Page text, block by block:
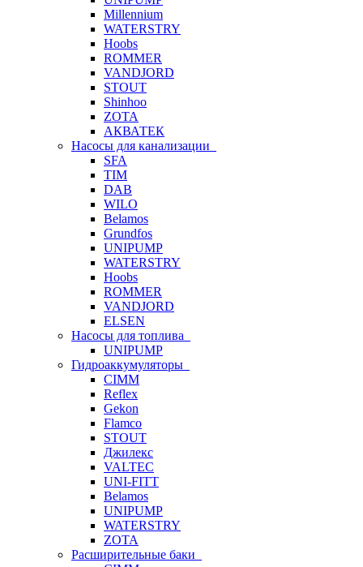
Millennium
WATERSTRY
Hoobs
ROMMER
VANDJORD
STOUT
Shinhoo
ZOTA
АКВАТЕК
Насосы для канализации
SFA
TIM
DAB
WILO
Belamos
Grundfos
UNIPUMP
WATERSTRY
Hoobs
ROMMER
VANDJORD
ELSEN
Насосы для топлива
UNIPUMP
Гидроаккумуляторы
CIMM
Reflex
Gekon
Flamco
STOUT
Джилекс
VALTEC
UNI-FITT
Belamos
UNIPUMP
WATERSTRY
ZOTA
Расширительные баки